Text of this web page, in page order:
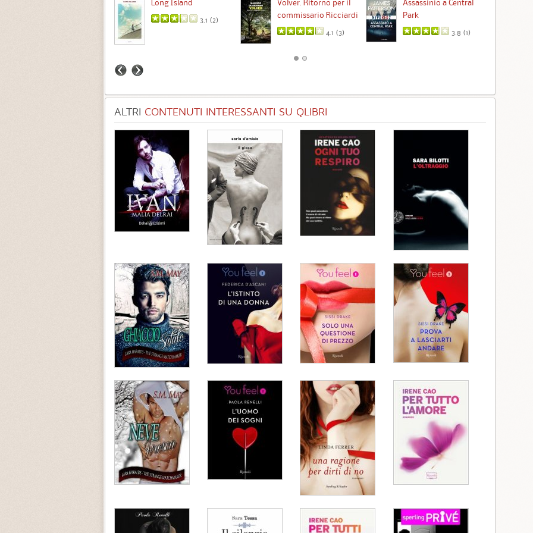
Long Island
3.1 (2)
Volver. Ritorno per il
commissario Ricciardi
4.1 (3)
Assassinio a Central
Park
3.8 (1)
ALTRI CONTENUTI INTERESSANTI SU QLIBRI